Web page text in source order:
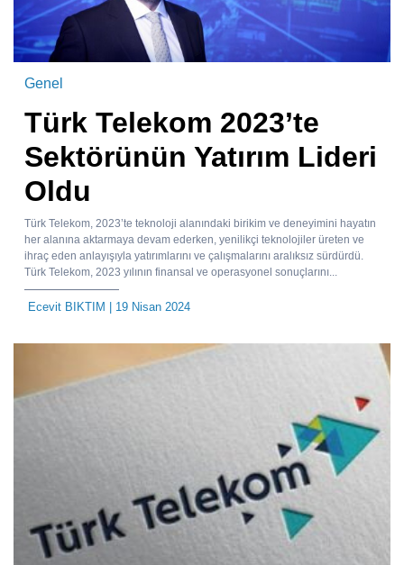
Genel
Türk Telekom 2023’te
Sektörünün Yatırım Lideri
Oldu
Türk Telekom, 2023’te teknoloji alanındaki birikim ve deneyimini hayatın
her alanına aktarmaya devam ederken, yenilikçi teknolojiler üreten ve
ihraç eden anlayışıyla yatırımlarını ve çalışmalarını aralıksız sürdürdü.
Türk Telekom, 2023 yılının finansal ve operasyonel sonuçlarını...
Ecevit BIKTIM | 19 Nisan 2024